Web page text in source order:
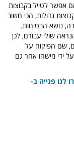
אפשר לטייל בקבוצות
גדולות, הכי חשוב
נושא הבטיחות,
שולי עבורם, לכן
שם הפיקוח על
ידי מישהו אחר גם
לנו פנייה ב-